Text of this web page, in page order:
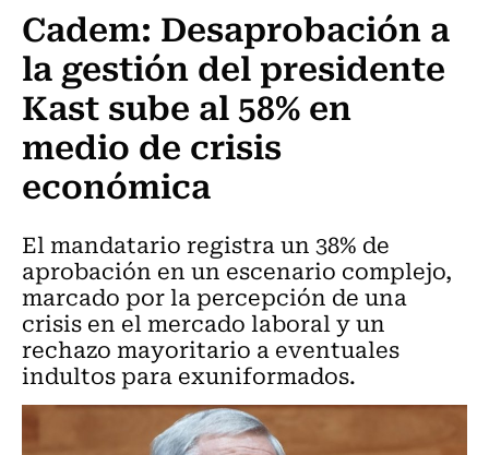
Cadem: Desaprobación a
la gestión del presidente
Kast sube al 58% en
medio de crisis
económica
El mandatario registra un 38% de
aprobación en un escenario complejo,
marcado por la percepción de una
crisis en el mercado laboral y un
rechazo mayoritario a eventuales
indultos para exuniformados.